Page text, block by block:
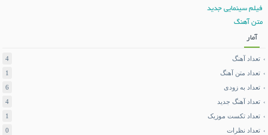
فیلم سینمایی جدید
متن آهنگ
آمار
تعداد آهنگ
4
تعداد متن آهنگ
1
تعداد به زودی
6
تعداد آهنگ جدید
4
تعداد تکست موزیک
1
تعداد نظرات
0